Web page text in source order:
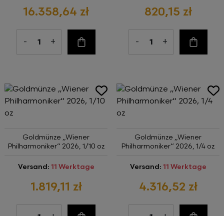
16.358,64 zł
- + Zum Warenkorb
820,15 zł
- + Zum
Goldmünze „Wiener
Philharmoniker“ 2026, 1/10 oz
Versand: 11 Werktage
1.819,11 zł
Goldmünze „Wiener
Philharmoniker“ 2026, 1/4 oz
Versand: 11 Werktage
4.316,52 zł